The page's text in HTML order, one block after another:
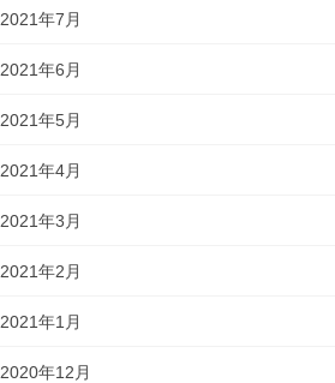
2021年7月
2021年6月
2021年5月
2021年4月
2021年3月
2021年2月
2021年1月
2020年12月